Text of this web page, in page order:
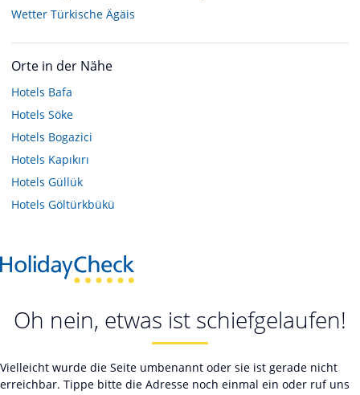
Wetter Türkische Ägäis
Orte in der Nähe
Hotels Bafa
Hotels Söke
Hotels Bogazici
Hotels Kapıkırı
Hotels Güllük
Hotels Göltürkbükü
Oh nein, etwas ist schiefgelaufen!
Vielleicht wurde die Seite umbenannt oder sie ist gerade nicht
erreichbar. Tippe bitte die Adresse noch einmal ein oder ruf uns